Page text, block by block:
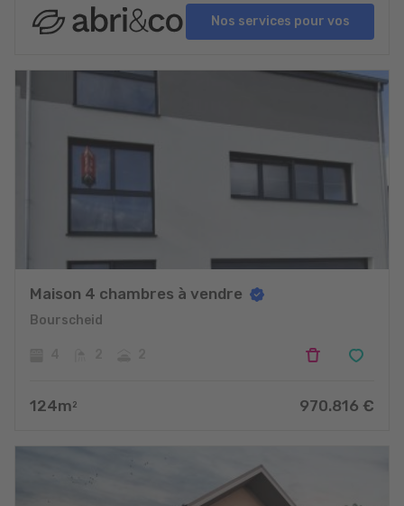
Nos services pour vos
Maison 4 chambres à vendre
Bourscheid
124m 2 970.816 €